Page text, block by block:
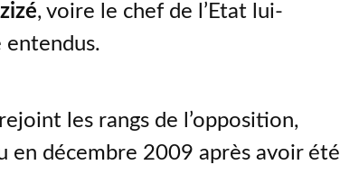
, voire le chef de l’Etat lui-
les rangs de l’opposition,
en décembre 2009 après avoir été